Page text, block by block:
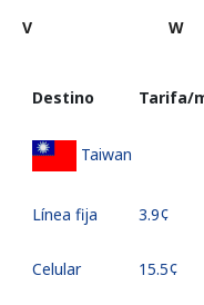
V
W
Destino Tarifa/
Taiwan
Línea fija ⁦3.9¢⁩
Celular ⁦15.5¢⁩